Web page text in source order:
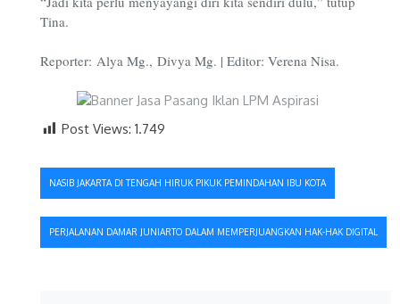
Tina.
Reporter: Alya Mg., Divya Mg. | Editor: Verena Nisa.
Post Views: 1.749
Navigasi
pos
NASIB JAKARTA DI TENGAH HIRUK PIKUK PEMINDAHAN IBU KOTA
PERJALANAN DAMAR JUNIARTO DALAM MEMPERJUANGKAN HAK-HAK DIGITAL